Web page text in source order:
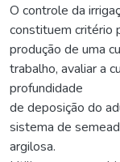
O controle da
constituem critério
produção de uma
trabalho, avaliar a
profundidade
de deposição do
sistema de
argilosa.